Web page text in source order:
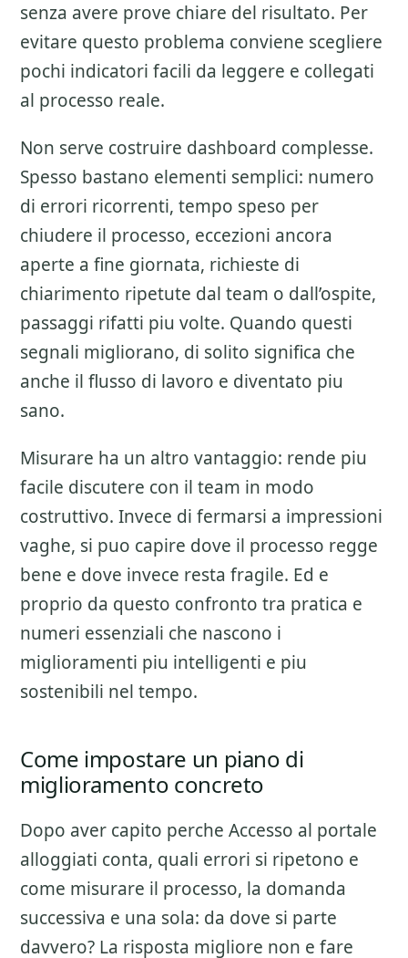
senza avere prove chiare del risultato. Per
evitare questo problema conviene scegliere
pochi indicatori facili da leggere e collegati
al processo reale.
Non serve costruire dashboard complesse.
Spesso bastano elementi semplici: numero
di errori ricorrenti, tempo speso per
chiudere il processo, eccezioni ancora
aperte a fine giornata, richieste di
chiarimento ripetute dal team o dall’ospite,
passaggi rifatti piu volte. Quando questi
segnali migliorano, di solito significa che
anche il flusso di lavoro e diventato piu
sano.
Misurare ha un altro vantaggio: rende piu
facile discutere con il team in modo
costruttivo. Invece di fermarsi a impressioni
vaghe, si puo capire dove il processo regge
bene e dove invece resta fragile. Ed e
proprio da questo confronto tra pratica e
numeri essenziali che nascono i
miglioramenti piu intelligenti e piu
sostenibili nel tempo.
Come impostare un piano di
miglioramento concreto
Dopo aver capito perche Accesso al portale
alloggiati conta, quali errori si ripetono e
come misurare il processo, la domanda
successiva e una sola: da dove si parte
davvero? La risposta migliore non e fare